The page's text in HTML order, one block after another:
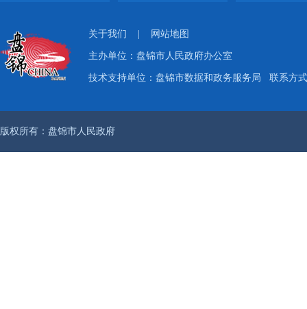
关于我们 网站地图
主办单位：盘锦市人民政府办公室
技术支持单位：盘锦市数据和政务服务局 联系方
版权所有：盘锦市人民政府